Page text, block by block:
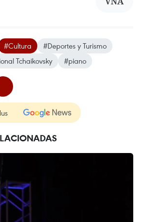
#Cultura
#Deportes y Turismo
Tchaikovsky
#piano